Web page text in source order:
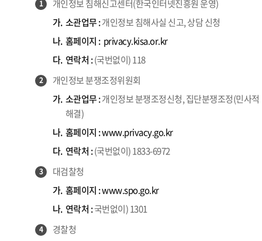
1
개인정보 침해신고센터(한국인터넷진흥원 운영)
가. 소관업무 :개인정보 침해사실 신고, 상담 신청
나. 홈페이지 : privacy.kisa.or.kr
다. 연락처 :(국번없이) 118
2
개인정보 분쟁조정위원회
가. 소관업무 :개인정보 분쟁조정신청, 집단분쟁조정(민사적
해결)
나. 홈페이지 :www.privacy.go.kr
다. 연락처 :(국번없이) 1833-6972
3
대검찰청
가. 홈페이지 :www.spo.go.kr
나. 연락처 :국번없이) 1301
4
경찰청